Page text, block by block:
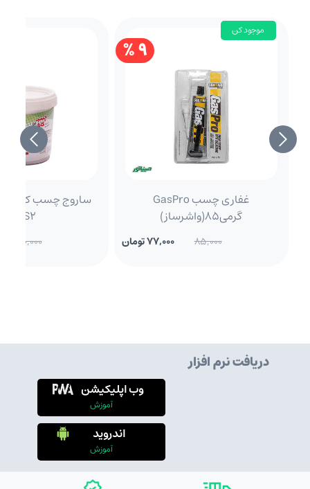
9 %
موجود کن
غفاری چسب GasPro
گرمی85(واشرساز)
85,000 77,000 تومان
ساروج چسب کاشی
WTS2
160,000
دریافت نرم افزار
وب اپلیکیشن
آموزش
اندروید
آموزش